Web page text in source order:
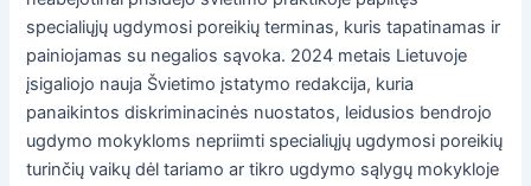
specialiųjų ugdymosi poreikių terminas, kuris tapatinamas ir
painiojamas su negalios sąvoka. 2024 metais Lietuvoje
įsigaliojo nauja Švietimo įstatymo redakcija, kuria
panaikintos diskriminacinės nuostatos, leidusios bendrojo
ugdymo mokykloms nepriimti specialiųjų ugdymosi poreikių
turinčių vaikų dėl tariamo ar tikro ugdymo sąlygų mokykloje